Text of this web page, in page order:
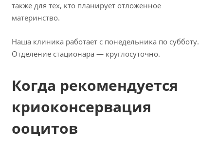
также для тех, кто планирует отложенное
материнство.
Наша клиника работает с понедельника по субботу.
Отделение стационара — круглосуточно.
Когда рекомендуется
криоконсервация
ооцитов